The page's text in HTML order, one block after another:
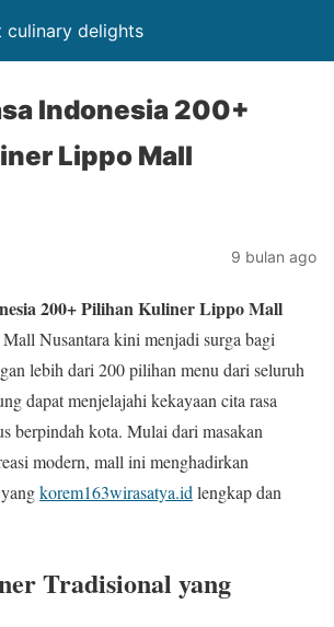
culinary delights
Indonesia 200+
Lippo Mall
9 bulan ago
200+ Pilihan Kuliner Lippo Mall
Nusantara kini menjadi surga bagi
lebih dari 200 pilihan menu dari seluruh
dapat menjelajahi kekayaan cita rasa
berpindah kota. Mulai dari masakan
modern, mall ini menghadirkan
korem163wirasatya.id lengkap dan
Tradisional yang